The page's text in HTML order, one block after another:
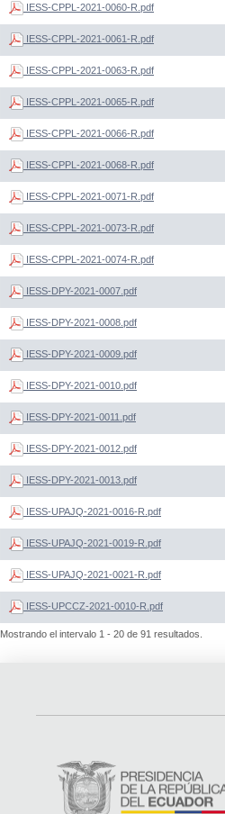
IESS-CPPL-2021-0060-R.pdf
IESS-CPPL-2021-0061-R.pdf
IESS-CPPL-2021-0063-R.pdf
IESS-CPPL-2021-0065-R.pdf
IESS-CPPL-2021-0066-R.pdf
IESS-CPPL-2021-0068-R.pdf
IESS-CPPL-2021-0071-R.pdf
IESS-CPPL-2021-0073-R.pdf
IESS-CPPL-2021-0074-R.pdf
IESS-DPY-2021-0007.pdf
IESS-DPY-2021-0008.pdf
IESS-DPY-2021-0009.pdf
IESS-DPY-2021-0010.pdf
IESS-DPY-2021-0011.pdf
IESS-DPY-2021-0012.pdf
IESS-DPY-2021-0013.pdf
IESS-UPAJQ-2021-0016-R.pdf
IESS-UPAJQ-2021-0019-R.pdf
IESS-UPAJQ-2021-0021-R.pdf
IESS-UPCCZ-2021-0010-R.pdf
Mostrando el intervalo 1 - 20 de 91 resultados.